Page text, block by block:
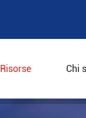
Risorse Chi